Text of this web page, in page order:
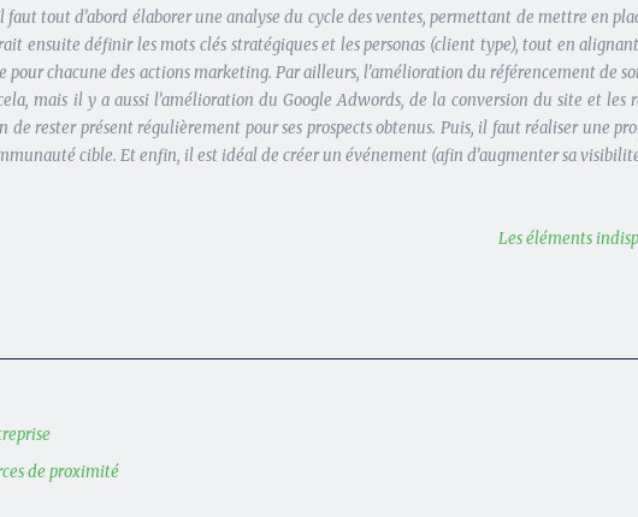
tout d’abord élaborer une analyse du cycle des ventes, permettant de mettre en
ensuite définir les mots clés stratégiques et les personas (client type), tout en
chacune des actions marketing. Par ailleurs, l’amélioration du référencement de
mais il y a aussi l’amélioration du Google Adwords, de la conversion du site et les
rester présent régulièrement pour ses prospects obtenus. Puis, il faut réaliser une
cible. Et enfin, il est idéal de créer un événement (afin d’augmenter sa
Les éléments
de proximité